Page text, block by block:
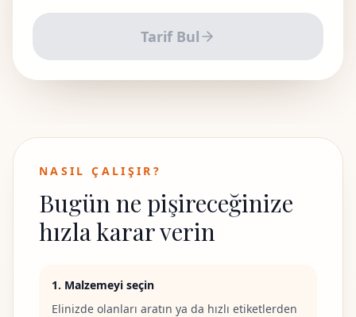
Tarif Bul
NASIL ÇALIŞIR?
Bugün ne pişireceğinize
hızla karar verin
1. Malzemeyi seçin
Elinizde olanları aratın ya da hızlı etiketlerden